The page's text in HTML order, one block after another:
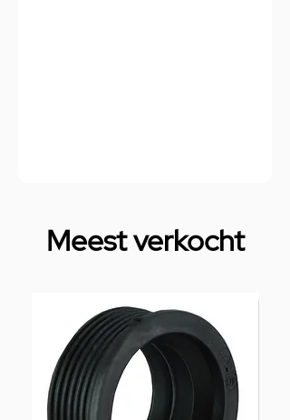
Meest verkocht